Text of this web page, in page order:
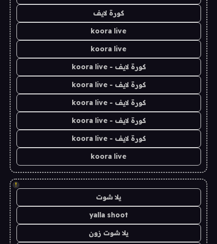
كورة لايف
koora live
koora live
كورة لايف - koora live
كورة لايف - koora live
كورة لايف - koora live
كورة لايف - koora live
كورة لايف - koora live
koora live
!
يلا شوت
yalla shoot
يلا شوت زون